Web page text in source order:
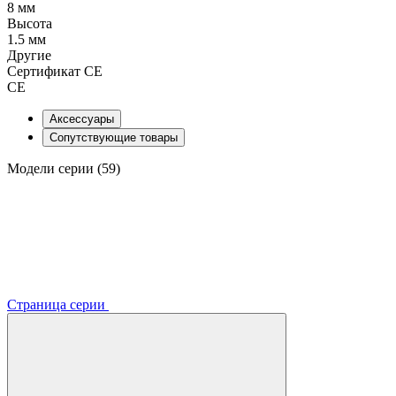
8 мм
Высота
1.5 мм
Другие
Сертификат CE
CE
Аксессуары
Сопутствующие товары
Модели серии (59)
Страница серии